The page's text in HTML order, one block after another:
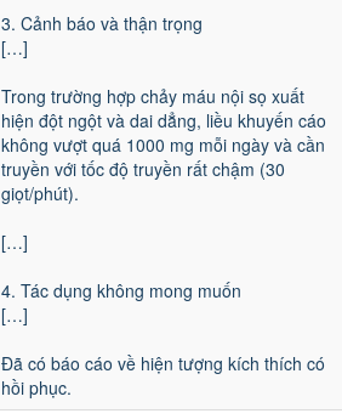
3. Cảnh báo và thận trọng
[…]
Trong trường hợp chảy máu nội sọ xuất
hiện đột ngột và dai dẳng, liều khuyến cáo
không vượt quá 1000 mg mỗi ngày và cần
truyền với tốc độ truyền rất chậm (30
giọt/phút).
[…]
4. Tác dụng không mong muốn
[…]
Đã có báo cáo về hiện tượng kích thích có
hồi phục.